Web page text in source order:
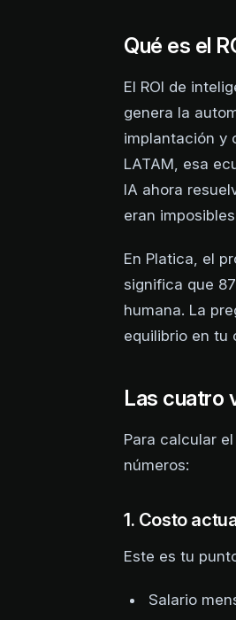
Qué es el
El ROI de
genera la
implantación y
LATAM, esa
IA ahora
eran
En Platica, el
significa que
humana. La
equilibrio en tu
Las cuatro
Para calcular
números:
1. Costo
Este es tu
Salario